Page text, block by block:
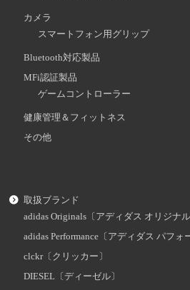
カメラ
スマートフォン用グリップ
Bluetooth対応製品
MFi認証製品
ゲームコントローラー
健康管理＆フィットネス
その他
取扱ブランド
adidas Originals〔アディダス オリジナル
adidas Performance〔アディダス パフォ
clckr〔クリッカー〕
DIESEL〔ディーゼル〕